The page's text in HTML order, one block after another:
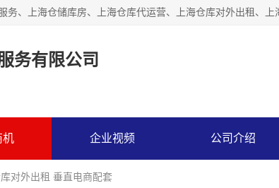
务有限公司
机 企业视频 公司介绍
对外出租 垂直电商配套